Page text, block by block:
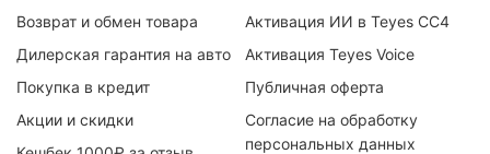
Возврат и обмен товара
Дилерская гарантия на авто
Покупка в кредит
Акции и скидки
Активация ИИ в Teyes CC4
Активация Teyes Voice
Публичная оферта
Согласие на обработку
персональных данных